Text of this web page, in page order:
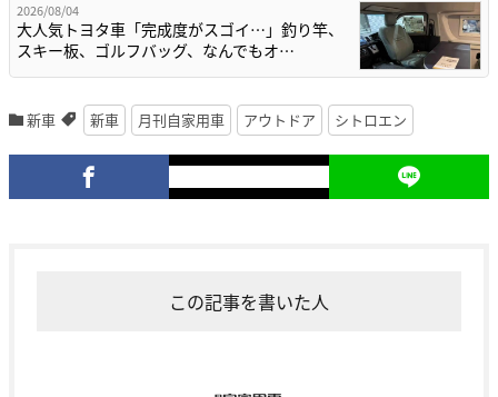
2026/08/04
大人気トヨタ車「完成度がスゴイ…」釣り竿、
スキー板、ゴルフバッグ、なんでもオ…
新車 新車 月刊自家用車 アウトドア シトロエン
この記事を書いた人